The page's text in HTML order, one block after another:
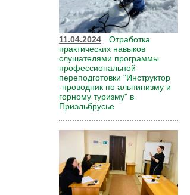
11.04.2024
Отработка
практических навыков
слушателями программы
профессиональной
переподготовки "Инструктор
-проводник по альпинизму и
горному туризму" в
Приэльбрусье